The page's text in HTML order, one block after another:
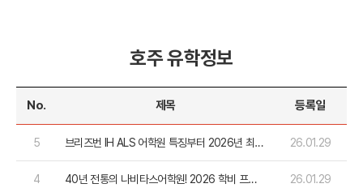
호주 유학정보
No. 제목 등록일
5
브리즈번 IH ALS 어학원 특징부터 2026년 최신
26.01.29
4
40년 전통의 나비타스어학원! 2026 학비 프로
26.01.29